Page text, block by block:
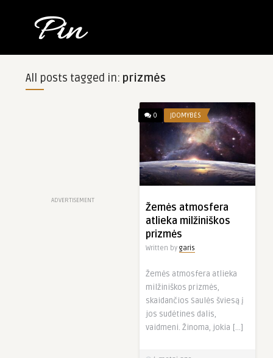
All posts tagged in: prizmės
ADVERTISEMENT
0 ĮDOMYBĖS
Žemės atmosfera
atlieka milžiniškos
prizmės
Written by garis
Žemės atmosfera atlieka
milžiniškos prizmės,
skaidančios Saulės šviesą į
jos sudėtines dalis,
vaidmeni. Žinoma, jokia […]